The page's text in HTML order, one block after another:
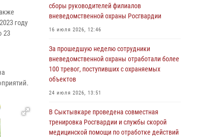
году
23
02 августа 2026, 06:17
сдачи оружия
31 июля 2026, 10:55
Временно исполняющий обязанности
«Орленок»
31 июля 2026, 06:57 8
сборы руководителей филиалов
вневедомственной охраны Росгвардии
16 июля 2026, 12:46
За прошедшую неделю сотрудники
вневедомственной охраны отработали более
100 тревог, поступивших с охраняемых
объектов
24 июля 2026, 13:51
В Сыктывкаре проведена совместная
тренировка Росгвардии и службы скорой
медицинской помощи по отработке действий